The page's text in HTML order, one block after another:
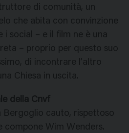
di comunità, un
che abita con convinzione
i social – e il film ne è una
– proprio per questo suo
di incontrare l’altro
Chiesa in uscita.
della Cnvf
Bergoglio cauto, rispettoso
compone Wim Wenders.